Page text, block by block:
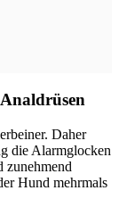
Daher
die Alarmglocken
zunehmend
Hund mehrmals